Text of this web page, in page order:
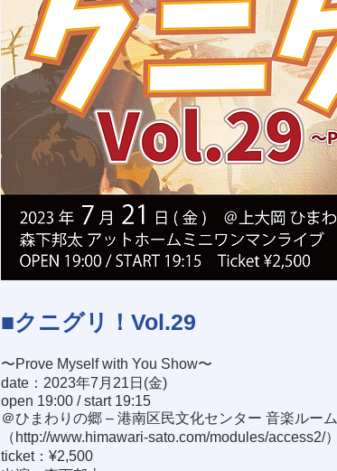
■クニグリ！Vol.29
〜Prove Myself with You Show〜
date：2023年7月21日(金)
open 19:00 / start 19:15
＠ひまわりの郷 – 港南区民文化センター 音楽ルーム
（ http://www.himawari-sato.com/modules/access2/）
ticket：¥2,500